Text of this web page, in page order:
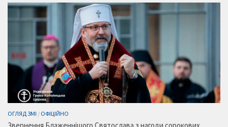
ОГЛЯД ЗМІ / ОФІЦІЙНО